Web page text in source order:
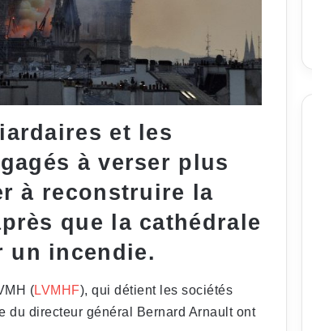
et les
à verser plus
à reconstruire la
que la cathédrale
un incendie.
(LVMHF), qui détient les sociétés
du directeur général Bernard Arnault ont